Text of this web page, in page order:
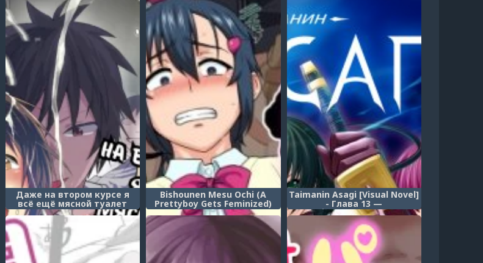
Даже на втором курсе я
всё ещё мясной туалет
(even in my second year. im
still a meat toilet)
Bishounen Mesu Ochi (A
Prettyboy Gets Feminized)
Taimanin Asagi [Visual Novel]
- Глава 13 —
Трансформация Сакуры —
часть 2